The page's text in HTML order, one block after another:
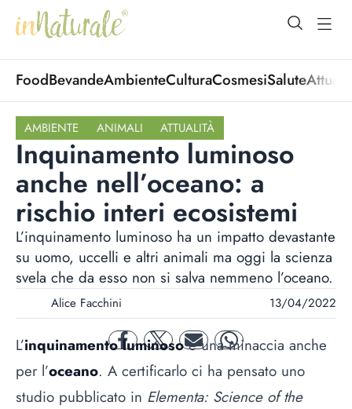
open
FoodBevandeAmbienteCulturaCosmesiSalute
AMBIENTE ANIMALI ATTUALITÀ
Inquinamento luminoso
anche nell’oceano: a
rischio interi ecosistemi
L’inquinamento luminoso ha un impatto devastante
su uomo, uccelli e altri animali ma oggi la scienza
svela che da esso non si salva nemmeno l’oceano.
Alice Facchini 13/04/2022
facebooktwitter mail whatsapp
L’inquinamento luminosoè una minaccia anche
per l’oceano. A certificarlo ci ha pensato uno
studio pubblicato in Elementa: Science of the